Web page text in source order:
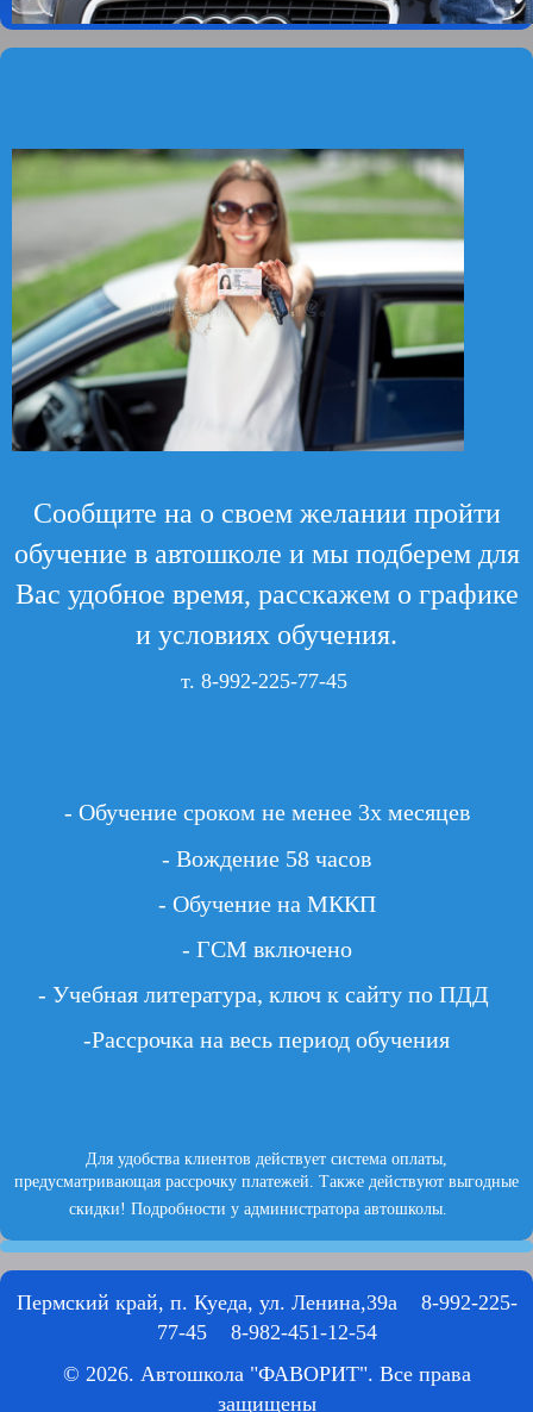
Сообщите на о своем желании пройти
обучение в автошколе и мы подберем для
Вас удобное время, расскажем о графике
и условиях обучения.
т. 8-992-225-77-45
- Обучение сроком не менее 3х месяцев
- Вождение 58 часов
- Обучение на МККП
- ГСМ включено
- Учебная литература, ключ к сайту по ПДД
-Рассрочка на весь период обучения
Для удобства клиентов действует система оплаты,
предусматривающая рассрочку платежей. Также действуют выгодные
скидки! Подробности у администратора автошколы.
Пермский край, п. Куеда, ул. Ленина,39а 8-992-225-
77-45 8-982-451-12-54
© 2026. Автошкола "ФАВОРИТ". Все права
защищены